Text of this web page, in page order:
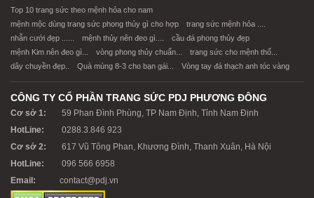
Top 10 trang sức theo mệnh hỏa cho nam
mệnh mộc dùng trang sức phong thủy gì cho hợp
trang sức mệnh hỏa ....
nhẫn cưới đẹp ......
mệnh thủy nên đeo gì....
cầu đá phong thủy đẹp
mệnh Kim nên đeo gì...
vòng phong thủy chuẩn...
trang sức cho mệnh thổ...
dây chuyền đẹp..
Quà mùng 8-3 cho bạn gái... Vòng tay đá thạch anh tóc vàng
CÔNG TY CỔ PHẦN TRANG SỨC PDJ PHƯƠNG ĐÔNG
Cơ sở 1:
59 Phan Đình Phùng, TP Nam Định, Tỉnh Nam Định
HotLine:
0288.3.846 923
Cơ sở 2:
617 Vũ Tông Phan, Khương Đình, Thanh Xuân, Hà Nội
HotLine:
096 566 6958
Email:
contact@pdj.vn